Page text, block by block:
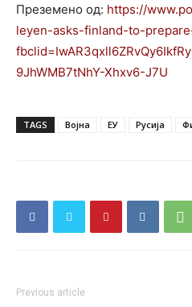
Преземено од: https://
leyen-asks-finland-to-
9JhWMB7tNhY-Xhxv6-J7U
TAGS Војна ЕУ Русија
Previous article